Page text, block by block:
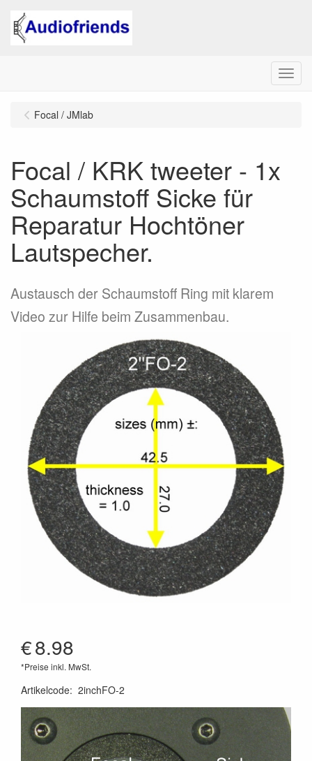
Menu
Focal / JMlab
Focal / KRK tweeter - 1x
Schaumstoff Sicke für
Reparatur Hochtöner
Lautspecher.
Austausch der Schaumstoff Ring mit klarem
Video zur Hilfe beim Zusammenbau.
€8.98
*Preise inkl. MwSt.
Artikelcode: 2inchFO-2